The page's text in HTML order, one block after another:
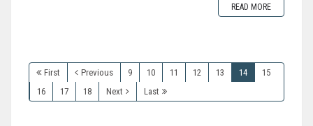
READ MORE
First Previous 9 10 11 12 13 14
15
16
17 18 Next Last